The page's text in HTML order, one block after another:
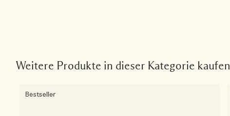
Weitere Produkte in dieser Kategorie kaufen
Bestseller